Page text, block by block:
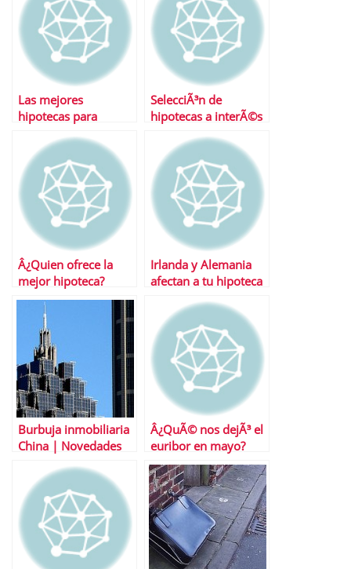
Las mejores
hipotecas para
SelecciÃ³n de
hipotecas a interÃ©s
Â¿Quien ofrece la
mejor hipoteca?
Desvelamos el
misterio
Irlanda y Alemania
afectan a tu hipoteca
Burbuja inmobiliaria
China | Novedades
compra vivienda
Â¿QuÃ© nos dejÃ³ el
euribor en mayo?